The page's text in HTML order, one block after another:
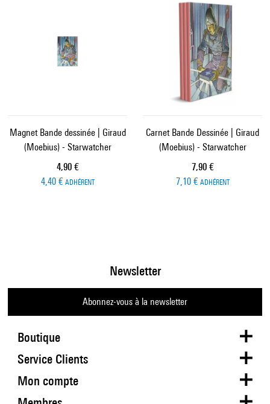
Magnet Bande dessinée | Giraud
(Moebius) - Starwatcher
Prix ​​actuel
4,90 €
4,40 € ADHÉRENT
Carnet Bande Dessinée | Giraud
(Moebius) - Starwatcher
Prix ​​actuel
7,90 €
7,10 € ADHÉRENT
Boutique
Newsletter
Abonnez-vous à la newsletter
Service Clients
Mon compte